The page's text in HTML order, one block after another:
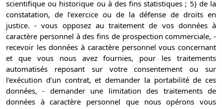
scientifique ou historique ou à des fins statistiques ; 5) de la
constatation, de l’exercice ou de la défense de droits en
justice. - vous opposez au traitement de vos données à
caractère personnel à des fins de prospection commerciale, -
recevoir les données à caractère personnel vous concernant
et que vous nous avez fournies, pour les traitements
automatisés reposant sur votre consentement ou sur
l’exécution d’un contrat, et demander la portabilité de ces
données, - demander une limitation des traitements de
données à caractère personnel que nous opérons vous